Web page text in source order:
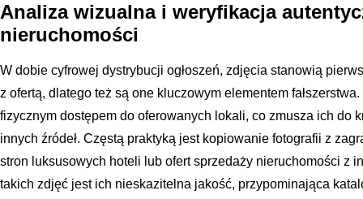
Analiza wizualna i weryfikacja
nieruchomości
W dobie cyfrowej dystrybucji ogłoszeń, zdjęcia stanowią
z ofertą, dlatego też są one kluczowym elementem
fizycznym dostępem do oferowanych lokali, co zmusza ich do
innych źródeł. Częstą praktyką jest kopiowanie fotografii z
stron luksusowych hoteli lub ofert sprzedaży nieruchomości z
takich zdjęć jest ich nieskazitelna jakość, przypominająca